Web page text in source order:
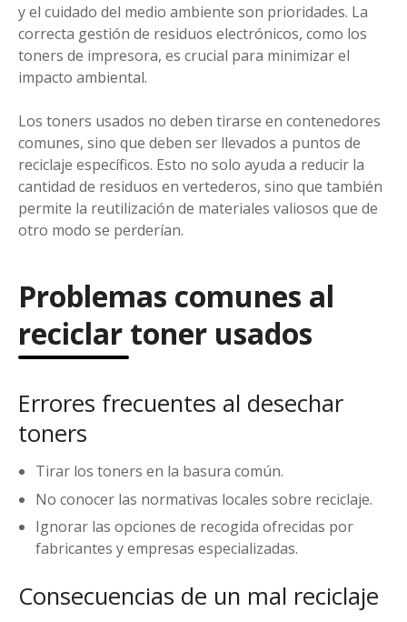
y el cuidado del medio ambiente son prioridades. La
correcta gestión de residuos electrónicos, como los
toners de impresora, es crucial para minimizar el
impacto ambiental.
Los toners usados no deben tirarse en contenedores
comunes, sino que deben ser llevados a puntos de
reciclaje específicos. Esto no solo ayuda a reducir la
cantidad de residuos en vertederos, sino que también
permite la reutilización de materiales valiosos que de
otro modo se perderían.
Problemas comunes al
reciclar toner usados
Errores frecuentes al desechar
toners
Tirar los toners en la basura común.
No conocer las normativas locales sobre reciclaje.
Ignorar las opciones de recogida ofrecidas por
fabricantes y empresas especializadas.
Consecuencias de un mal reciclaje